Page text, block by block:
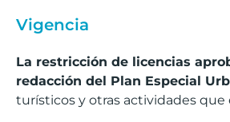
Vigencia
La restricción de licencias
redacción del Plan Especial
turísticos y otras actividades que